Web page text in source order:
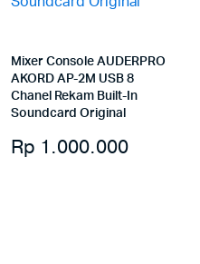
Mixer Console AUDERPRO
AKORD AP-2M USB 8
Chanel Rekam Built-In
Soundcard Original
Rp 1.000.000